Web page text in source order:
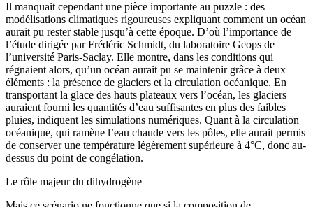
Il manquait cependant une pièce importante au puzzle : des
modélisations climatiques rigoureuses expliquant comment un océan
aurait pu rester stable jusqu’à cette époque. D’où l’importance de
l’étude dirigée par Frédéric Schmidt, du laboratoire Geops de
l’université Paris-Saclay. Elle montre, dans les conditions qui
régnaient alors, qu’un océan aurait pu se maintenir grâce à deux
éléments : la présence de glaciers et la circulation océanique. En
transportant la glace des hauts plateaux vers l’océan, les glaciers
auraient fourni les quantités d’eau suffisantes en plus des faibles
pluies, indiquent les simulations numériques. Quant à la circulation
océanique, qui ramène l’eau chaude vers les pôles, elle aurait permis
de conserver une température légèrement supérieure à 4°C, donc au-
dessus du point de congélation.
Le rôle majeur du dihydrogène